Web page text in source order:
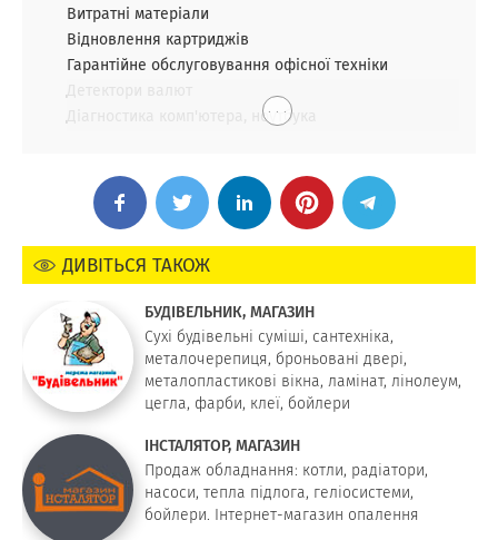
Витратні матеріали
Відновлення картриджів
Гарантійне обслуговування офісної техніки
Діагностика комп'ютера, ноутбука
. . .
ДИВІТЬСЯ ТАКОЖ
БУДІВЕЛЬНИК, МАГАЗИН
Сухі будівельні суміші, сантехніка,
металочерепиця, броньовані двері,
металопластикові вікна, ламінат, лінолеум,
цегла, фарби, клеї, бойлери
ІНСТАЛЯТОР, МАГАЗИН
Продаж обладнання: котли, радіатори,
насоси, тепла підлога, геліосистеми,
бойлери. Інтернет-магазин опалення